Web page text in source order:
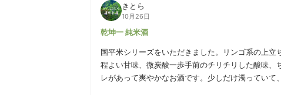
きとら
10月26日
乾坤一 純米酒
国平米シリーズをいただきました。リンゴ系の上立
程よい甘味、微炭酸一歩手前のチリチリした酸味
レがあって爽やかなお酒です。少しだけ濁っていて